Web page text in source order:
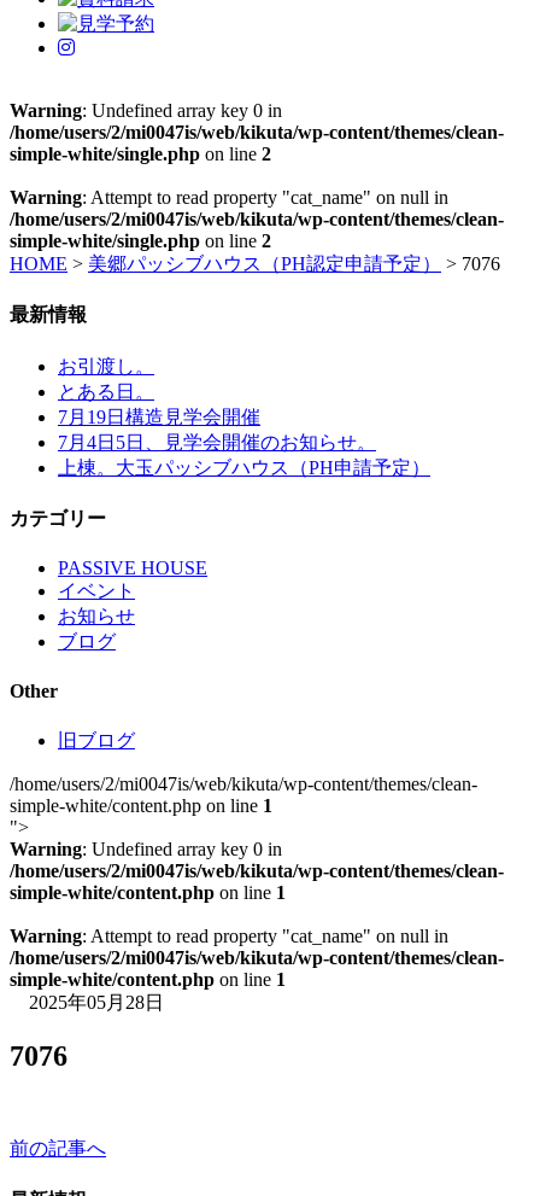
Warning: Undefined array key 0 in
/home/users/2/mi0047is/web/kikuta/wp-content/themes/clean-
simple-white/single.php on line 2
Warning: Attempt to read property "cat_name" on null in
/home/users/2/mi0047is/web/kikuta/wp-content/themes/clean-
simple-white/single.php on line 2
HOME > 美郷パッシブハウス（PH認定申請予定） > 7076
最新情報
お引渡し。
とある日。
7月19日構造見学会開催
7月4日5日、見学会開催のお知らせ。
上棟。大玉パッシブハウス（PH申請予定）
カテゴリー
PASSIVE HOUSE
イベント
お知らせ
ブログ
Other
旧ブログ
/home/users/2/mi0047is/web/kikuta/wp-content/themes/clean-
simple-white/content.php on line 1
">
Warning: Undefined array key 0 in
/home/users/2/mi0047is/web/kikuta/wp-content/themes/clean-
simple-white/content.php on line 1
Warning: Attempt to read property "cat_name" on null in
/home/users/2/mi0047is/web/kikuta/wp-content/themes/clean-
simple-white/content.php on line 1
2025年05月28日
7076
前の記事へ